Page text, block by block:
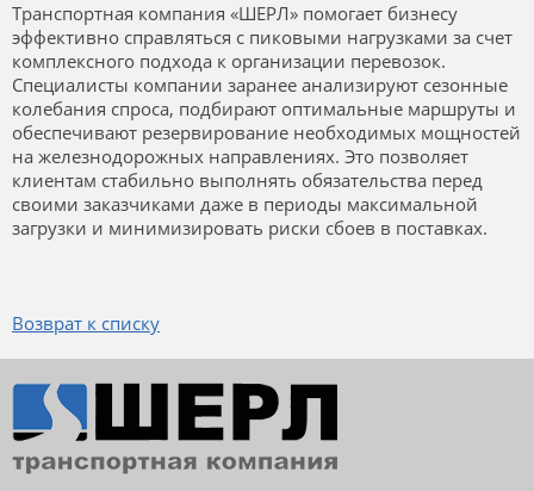
Транспортная компания «ШЕРЛ» помогает бизнесу
эффективно справляться с пиковыми нагрузками за счет
комплексного подхода к организации перевозок.
Специалисты компании заранее анализируют сезонные
колебания спроса, подбирают оптимальные маршруты и
обеспечивают резервирование необходимых мощностей
на железнодорожных направлениях. Это позволяет
клиентам стабильно выполнять обязательства перед
своими заказчиками даже в периоды максимальной
загрузки и минимизировать риски сбоев в поставках.
Возврат к списку